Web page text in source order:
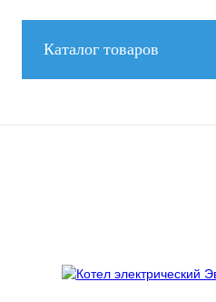
Каталог товаров